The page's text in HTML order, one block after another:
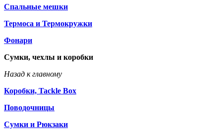
Спальные мешки
Термоса и Термокружки
Фонари
Сумки, чехлы и коробки
Назад к главному
Коробки, Tackle Box
Поводочницы
Сумки и Рюкзаки